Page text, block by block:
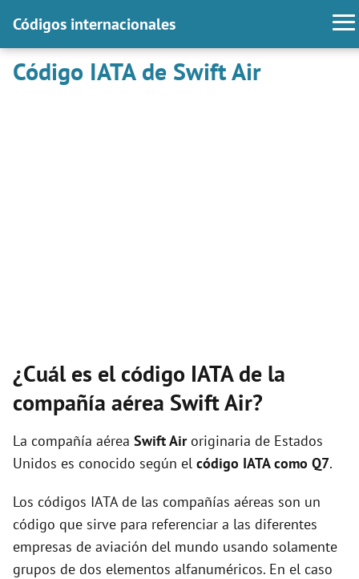
Códigos internacionales
Código IATA de Swift Air
¿Cuál es el código IATA de la
compañía aérea Swift Air?
La compañía aérea Swift Airoriginaria de Estados
Unidos es conocido según el código IATA como Q7.
Los códigos IATA de las compañías aéreas son un
código que sirve para referenciar a las diferentes
empresas de aviación del mundo usando solamente
grupos de dos elementos alfanuméricos. En el caso